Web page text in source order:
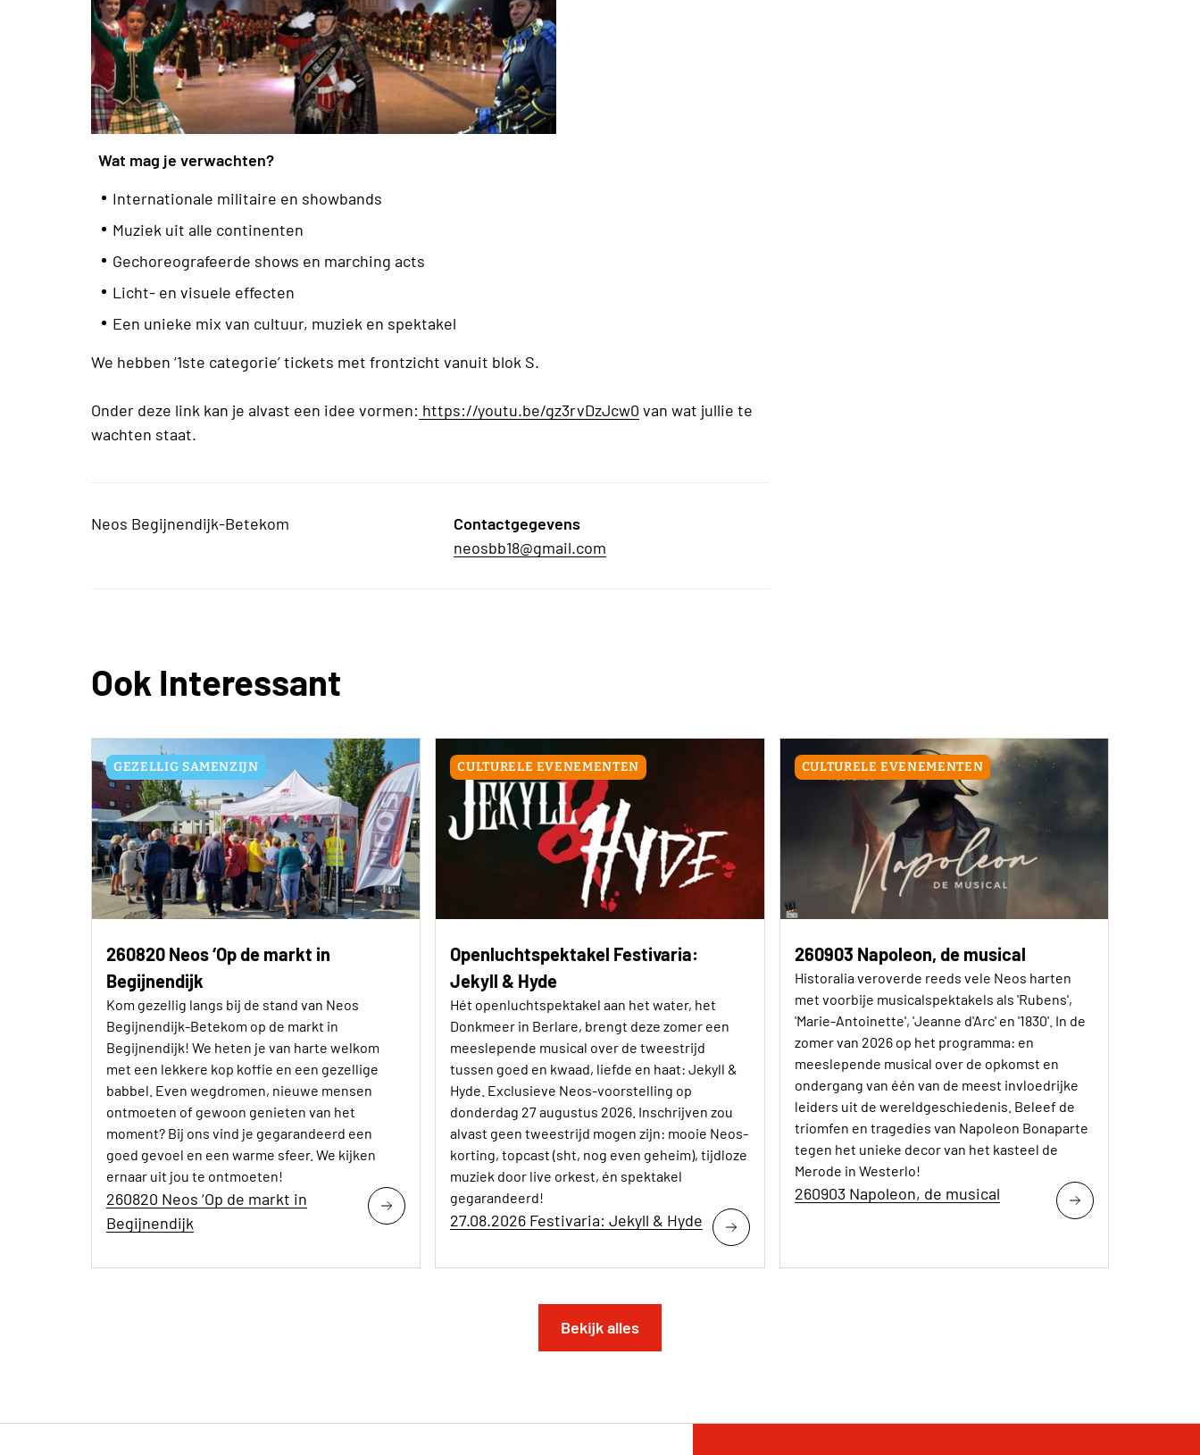
Wat mag je verwachten?
Internationale militaire en showbands
Muziek uit alle continenten
Gechoreografeerde shows en marching acts
Licht- en visuele effecten
Een unieke mix van cultuur, muziek en spektakel
We hebben ‘1ste categorie’ tickets met frontzicht vanuit blok S.
Onder deze link kan je alvast een idee vormen: https://youtu.be/gz3rvDzJcw0 van wat jullie te
wachten staat.
Neos Begijnendijk-Betekom
Contactgegevens
neosbb18@gmail.com
Ook Interessant
GEZELLIG SAMENZIJN
260820 Neos ‘Op de markt in
Begijnendijk
Kom gezellig langs bij de stand van Neos
Begijnendijk-Betekom op de markt in
Begijnendijk! We heten je van harte welkom
met een lekkere kop koffie en een gezellige
babbel. Even wegdromen, nieuwe mensen
ontmoeten of gewoon genieten van het
moment? Bij ons vind je gegarandeerd een
goed gevoel en een warme sfeer. We kijken
ernaar uit jou te ontmoeten!
260820 Neos ‘Op de markt in
Begijnendijk
CULTURELE EVENEMENTEN
Openluchtspektakel Festivaria:
Jekyll & Hyde
Hét openluchtspektakel aan het water, het
Donkmeer in Berlare, brengt deze zomer een
meeslepende musical over de tweestrijd
tussen goed en kwaad, liefde en haat: Jekyll &
Hyde. Exclusieve Neos-voorstelling op
donderdag 27 augustus 2026. Inschrijven zou
alvast geen tweestrijd mogen zijn: mooie Neos-
korting, topcast (sht, nog even geheim), tijdloze
muziek door live orkest, én spektakel
gegarandeerd!
27.08.2026 Festivaria: Jekyll & Hyde
CULTURELE EVENEMENTEN
260903 Napoleon, de musical
Historalia veroverde reeds vele Neos harten
met voorbije musicalspektakels als 'Rubens',
'Marie-Antoinette', 'Jeanne d'Arc' en '1830'. In de
zomer van 2026 op het programma: en
meeslepende musical over de opkomst en
ondergang van één van de meest invloedrijke
leiders uit de wereldgeschiedenis. Beleef de
triomfen en tragedies van Napoleon Bonaparte
tegen het unieke decor van het kasteel de
Merode in Westerlo!
260903 Napoleon, de musical
Bekijk alles